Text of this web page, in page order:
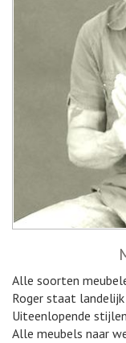
Alle soorten
Roger staat
Uiteenlopende
Alle meubels naar